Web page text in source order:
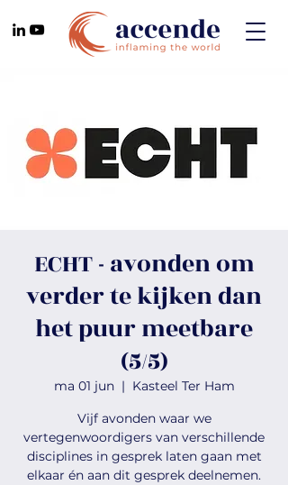
ECHT - avonden om
verder te kijken dan
het puur meetbare
(5/5)
ma 01 jun
  |
Kasteel Ter Ham
Vijf avonden waar we
vertegenwoordigers van verschillende
disciplines in gesprek laten gaan met
elkaar én aan dit gesprek deelnemen.